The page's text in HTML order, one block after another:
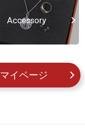
Accessory
マイページ